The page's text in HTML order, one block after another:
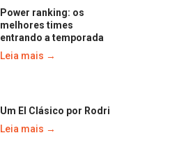
Power ranking: os
melhores times
entrando a temporada
Leia mais →
Um El Clásico por Rodri
Leia mais →